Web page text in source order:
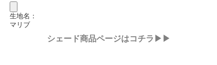
生地名：
マリブ
シェード商品ページはコチラ▶▶